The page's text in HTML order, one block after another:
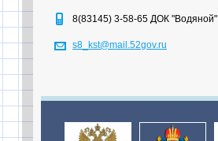
8(83145) 3-58-65 ДОК "Водяной"
s8_kst@mail.52gov.ru